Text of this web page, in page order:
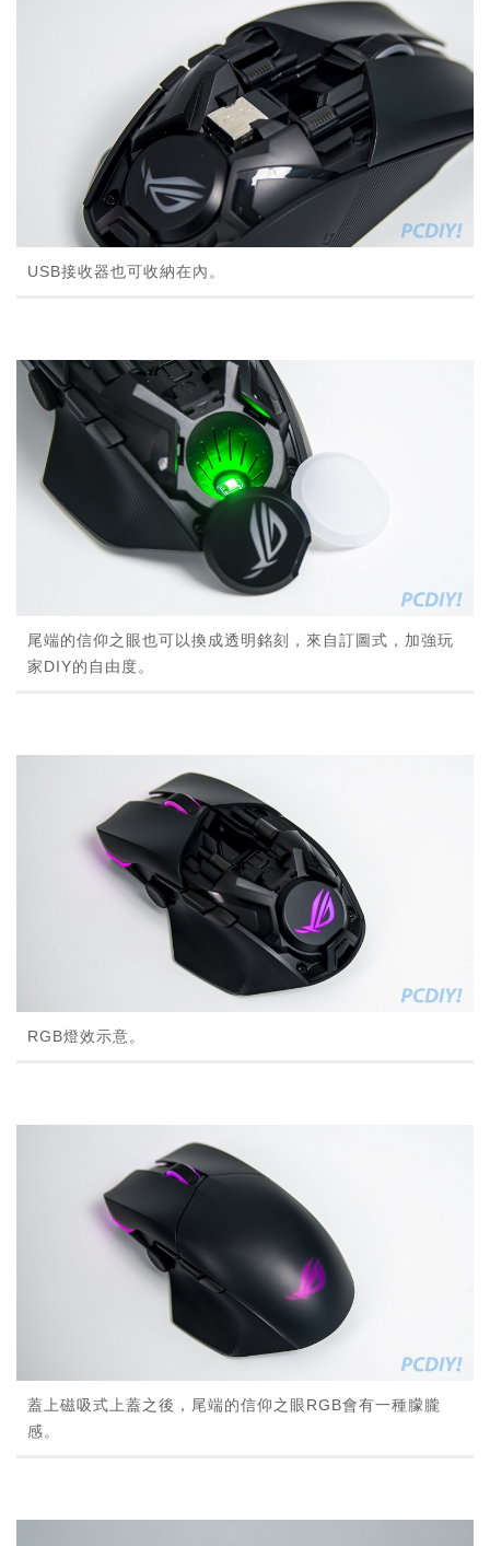
USB接收器也可收納在內。
尾端的信仰之眼也可以換成透明銘刻，來自訂圖式，加強玩
家DIY的自由度。
RGB燈效示意。
蓋上磁吸式上蓋之後，尾端的信仰之眼RGB會有一種朦朧
感。